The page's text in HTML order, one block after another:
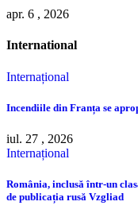
apr. 6 , 2026
International
Internațional
Incendiile din Franța se
iul. 27 , 2026
Internațional
România, inclusă într-un
de publicația rusă Vzgliad